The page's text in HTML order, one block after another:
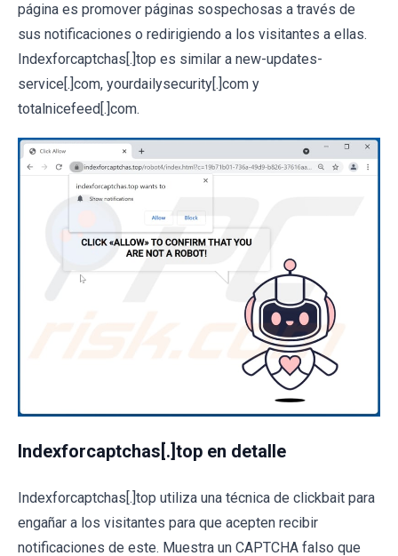
página es promover páginas sospechosas a través de
sus notificaciones o redirigiendo a los visitantes a ellas.
Indexforcaptchas[.]top es similar a new-updates-
service[.]com, yourdailysecurity[.]com y
totalnicefeed[.]com.
Indexforcaptchas[.]top en detalle
Indexforcaptchas[.]top utiliza una técnica de clickbait para
engañar a los visitantes para que acepten recibir
notificaciones de este. Muestra un CAPTCHA falso que